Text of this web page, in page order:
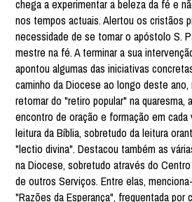
chega a experimentar a beleza da fé e
nos tempos actuais. Alertou os cristãos
necessidade de se tomar o apóstolo S.
mestre na fé. A terminar a sua
apontou algumas das iniciativas
caminho da Diocese ao longo deste
retomar do "retiro popular" na quaresma,
encontro de oração e formação em cada
leitura da Bíblia, sobretudo da leitura
"lectio divina". Destacou também as
na Diocese, sobretudo através do
de outros Serviços. Entre elas,
"Razões da Esperança", frequentada por